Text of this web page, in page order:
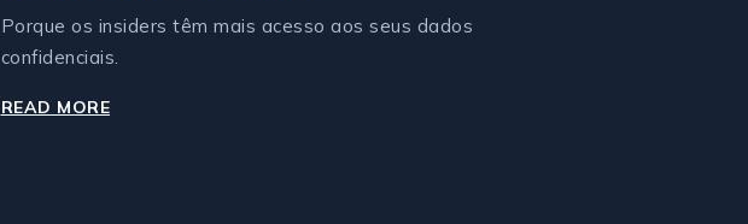
Porque os insiders têm mais acesso aos seus dados
confidenciais.
READ MORE